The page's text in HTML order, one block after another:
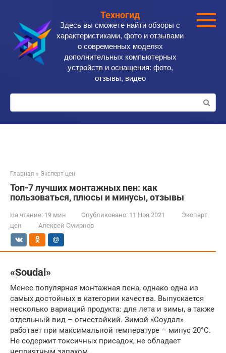
контенту
Техногид
Здесь вы сможете найти обзоры с
характеристиками, фото и отзывами
о современных моделях
дополнительных компьютерных
устройств и оснащения: фото,
отзывы, видео
Поиск:
Главная » Эксперт цен
Топ-7 лучших монтажных пен: как
пользоваться, плюсы и минусы, отзывы
На чтение: 19 мин Опубликовано: 11 Ноя 2021
Эксперт
цен
Алексей Смирнов
«Soudal»
Менее популярная монтажная пена, однако одна из
самых достойных в категории качества. Выпускается
несколько вариаций продукта: для лета и зимы, а также
отдельный вид – огнестойкий. Зимой «Соудал»
работает при максимальной температуре – минус 20°C.
Не содержит токсичных присадок, не обладает